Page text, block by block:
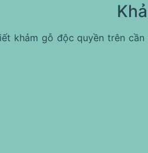
khảm gỗ độc quyền trên